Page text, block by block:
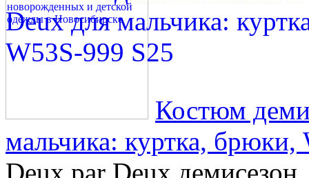
Костюм
мальчика: куртка, брюки,
Deux par Deux демисезон